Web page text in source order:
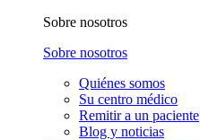
Sobre nosotros
Sobre nosotros
Quiénes somos
Su centro médico
Remitir a un paciente
Blog y noticias